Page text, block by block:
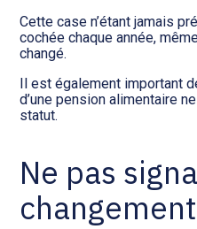
Cette case n’étant jamais
cochée chaque année,
changé.
Il est également important
d’une pension alimentaire
statut.
Ne pas